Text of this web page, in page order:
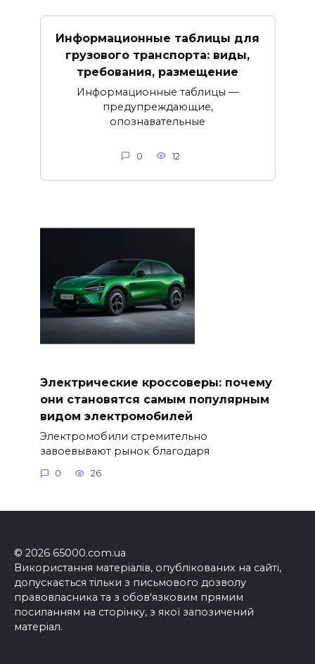
Информационные таблицы для
грузового транспорта: виды,
требования, размещение
Информационные таблицы —
предупреждающие,
опознавательные
0 12
Электрические кроссоверы: почему
они становятся самым популярным
видом электромобилей
Электромобили стремительно
завоевывают рынок благодаря
0 26
© 2026 65000.com.ua
Використання матеріалів, опублікованих на сайті,
допускається тільки з письмового дозволу
правовласника та з обов'язковим прямим
посиланням на сторінку, з якої запозичений
матеріал.